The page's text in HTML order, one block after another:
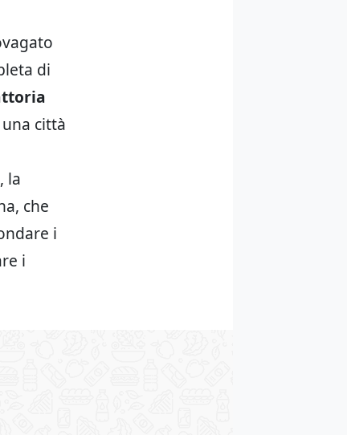
di
città
la
che
i
i